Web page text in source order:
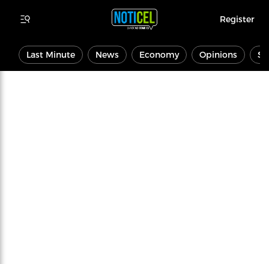
Register
Last Minute News Economy Opinions